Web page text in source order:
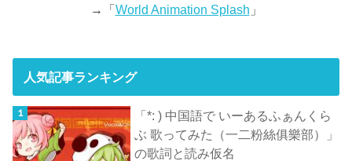
→「World Animation Splash 」
人気記事ランキング
「*: ) 中国語で いーあるふぁんくら
ぶ 歌ってみた（一二粉絲俱樂部）」
の歌詞と読み仮名